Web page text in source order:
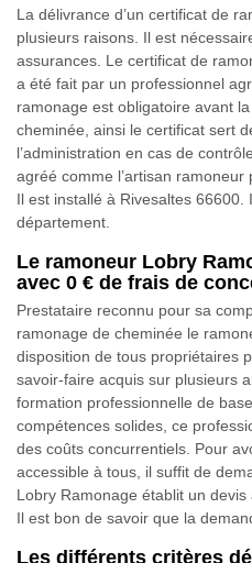
La délivrance d’un certificat de
plusieurs raisons. Il est
assurances. Le certificat de
a été fait par un professionnel
ramonage est obligatoire avant
cheminée, ainsi le certificat sert
l’administration en cas de
agréé comme l’artisan
Il est installé à Rivesaltes
département.
Le ramoneur Lobry
avec 0 € de frais de
Prestataire reconnu pour sa
ramonage de cheminée le
disposition de tous propriétaires
savoir-faire acquis sur plusieurs
formation professionnelle de
compétences solides, ce
des coûts concurrentiels. Pour
accessible à tous, il suffit de
Lobry Ramonage établit un
Il est bon de savoir que la
Les différents critères